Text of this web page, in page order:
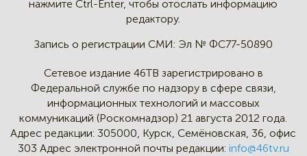
нажмите Ctrl-Enter, чтобы отослать информацию
редактору.
Запись о регистрации СМИ: Эл № ФС77-50890
Сетевое издание 46ТВ зарегистрировано в
Федеральной службе по надзору в сфере связи,
информационных технологий и массовых
коммуникаций (Роскомнадзор) 21 августа 2012 года.
Адрес редакции: 305000, Курск, Семёновская, 36, офис
303 Адрес электронной почты редакции: info@46tv.ru